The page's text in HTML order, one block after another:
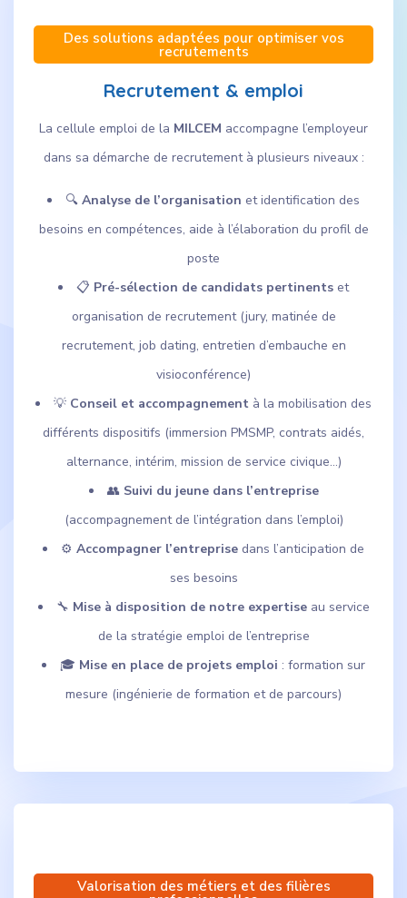
Des solutions adaptées pour optimiser vos
recrutements
Recrutement & emploi
La cellule emploi de la MILCEM accompagne l’employeur
dans sa démarche de recrutement à plusieurs niveaux :
🔍 Analyse de l’organisation et identification des
besoins en compétences, aide à l’élaboration du profil de
poste
📋 Pré-sélection de candidats pertinents et
organisation de recrutement (jury, matinée de
recrutement, job dating, entretien d’embauche en
visioconférence)
💡 Conseil et accompagnement à la mobilisation des
différents dispositifs (immersion PMSMP, contrats aidés,
alternance, intérim, mission de service civique…)
👥 Suivi du jeune dans l’entreprise
(accompagnement de l’intégration dans l’emploi)
⚙️ Accompagner l’entreprise dans l’anticipation de
ses besoins
🔧 Mise à disposition de notre expertiseau service
de la stratégie emploi de l’entreprise
🎓 Mise en place de projets emploi : formation sur
mesure (ingénierie de formation et de parcours)
Valorisation des métiers et des filières